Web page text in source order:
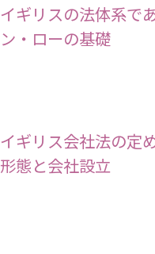
イギリスの法体系で
ン・ローの基礎
イギリス会社法の定
形態と会社設立